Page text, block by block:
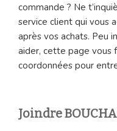
commande ? Ne
service client qui vous
après vos achats. Peu
aider, cette page vous
coordonnées pour
Joindre